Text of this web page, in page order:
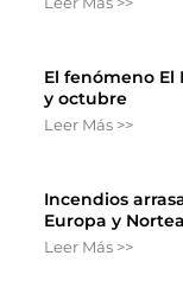
El fenómeno
y octubre
Leer Más >>
Incendios
Europa y
Leer Más >>